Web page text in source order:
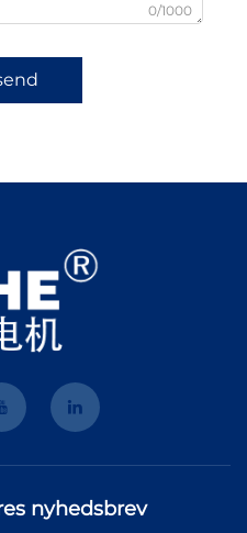
0/1000
nyhedsbrev